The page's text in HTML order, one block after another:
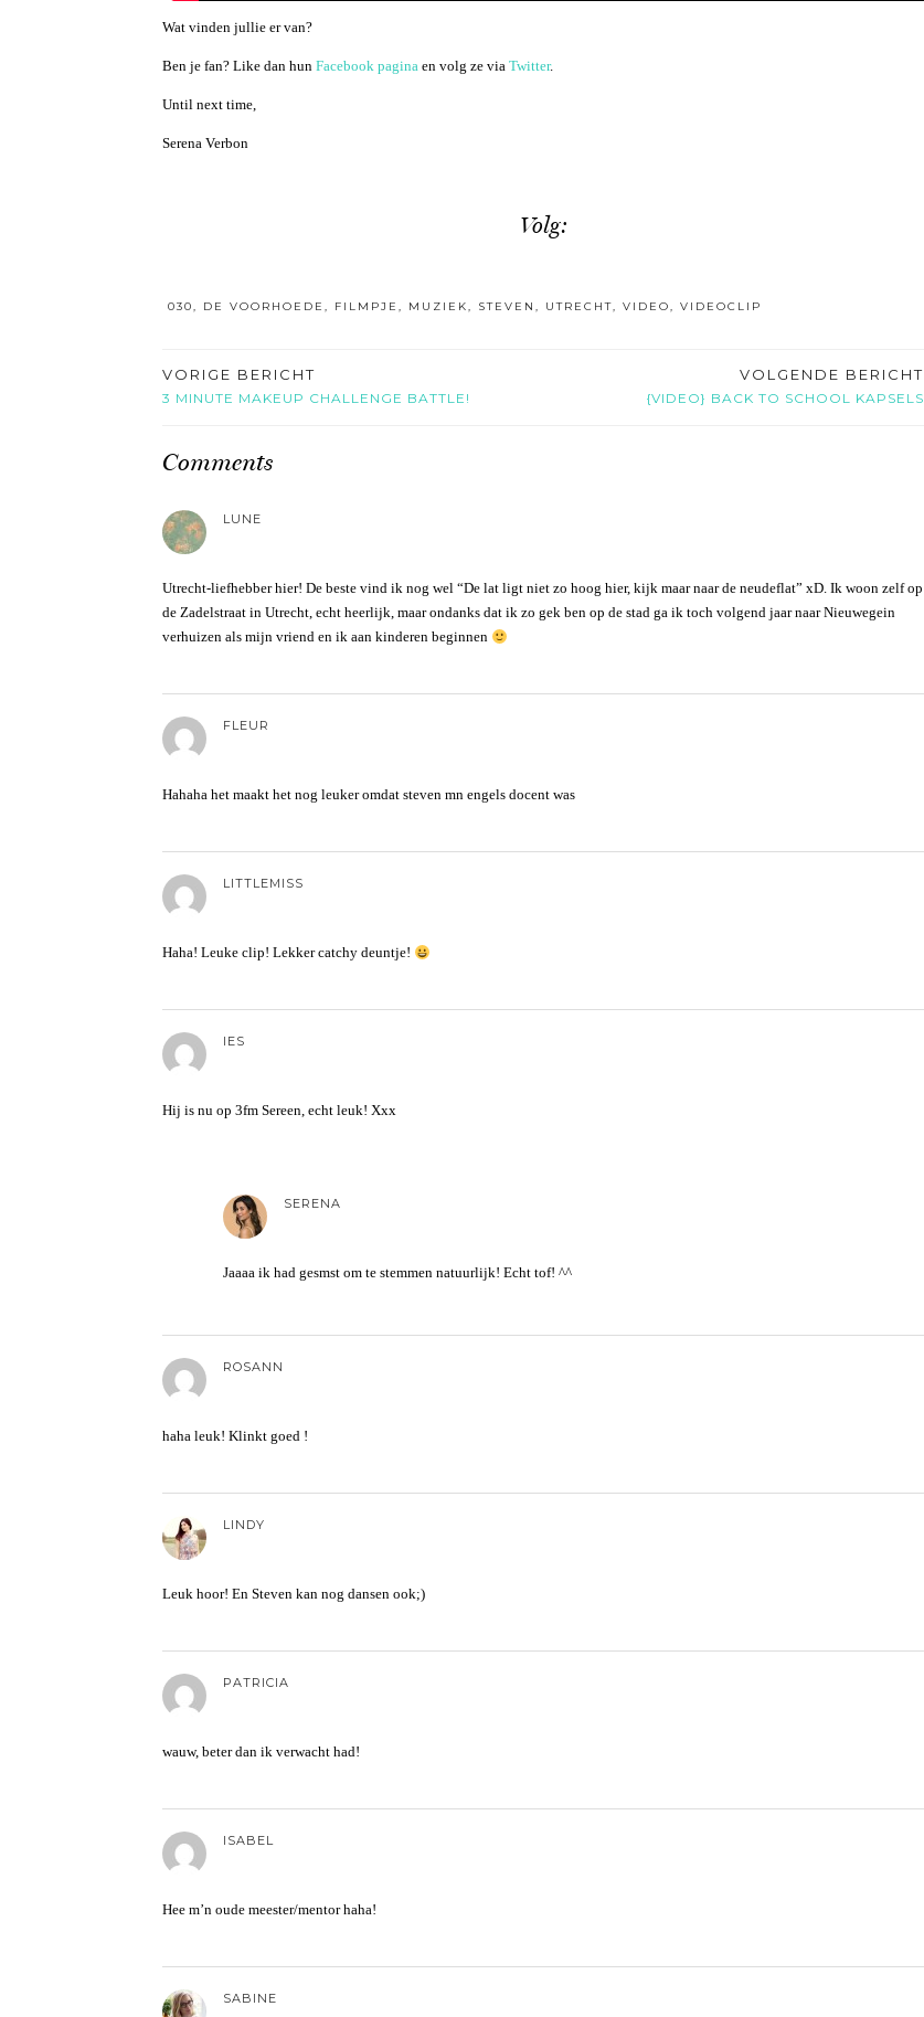
Wat vinden jullie er van?
Ben je fan? Like dan hun Facebook pagina en volg ze via Twitter.
Until next time,
Serena Verbon
Volg:
030, DE VOORHOEDE , FILMPJE , MUZIEK, STEVEN , UTRECHT, VIDEO, VIDEOCLIP
VORIGE BERICHT
3 MINUTE MAKEUP CHALLENGE BATTLE!
VOLGENDE BERICHT
{VIDEO} BACK TO SCHOOL KAPSELS
Comments
LUNE
Utrecht-liefhebber hier! De beste vind ik nog wel “De lat ligt niet zo hoog hier, kijk maar naar de neudeflat” xD. Ik woon zelf op
de Zadelstraat in Utrecht, echt heerlijk, maar ondanks dat ik zo gek ben op de stad ga ik toch volgend jaar naar Nieuwegein
verhuizen als mijn vriend en ik aan kinderen beginnen
FLEUR
Hahaha het maakt het nog leuker omdat steven mn engels docent was
LITTLEMISS
Haha! Leuke clip! Lekker catchy deuntje!
IES
Hij is nu op 3fm Sereen, echt leuk! Xxx
SERENA
Jaaaa ik had gesmst om te stemmen natuurlijk! Echt tof! ^^
ROSANN
haha leuk! Klinkt goed !
LINDY
Leuk hoor! En Steven kan nog dansen ook;)
PATRICIA
wauw, beter dan ik verwacht had!
ISABEL
Hee m’n oude meester/mentor haha!
SABINE